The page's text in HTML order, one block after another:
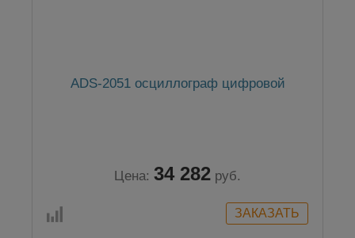
ADS-2051 осциллограф цифровой
Цена: 34 282 руб.